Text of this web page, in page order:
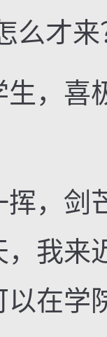
才来
喜
剑芒
我来
在学